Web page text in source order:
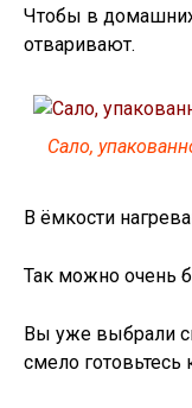
Чтобы в домашних
отваривают.
Сало,
В ёмкости
Так можно очень
Вы уже выбрали
смело готовьтесь